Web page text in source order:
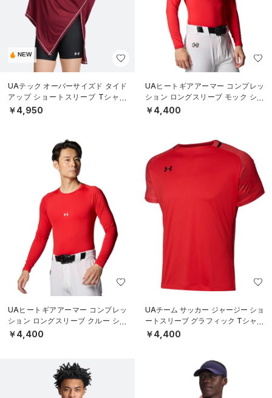
NEW
UAテック オーバーサイズド タイド
アップ ショートスリーブ Tシャツ
（トレーニング/WOMEN）
￥4,950
UAヒートギアアーマー コンプレッ
ション ロングスリーブ モック シャ
ツ（ベースボール/MEN）
￥4,400
UAヒートギアアーマー コンプレッ
ション ロングスリーブ クルー シャ
ツ（ベースボール/MEN）
￥4,400
UAチーム サッカー ジャージー ショ
ートスリーブ グラフィック Tシャツ
（サッカー/MEN）
￥4,400